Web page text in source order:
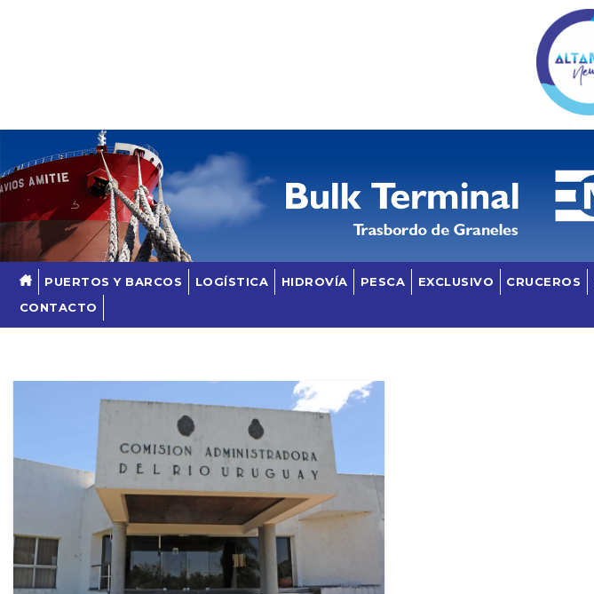
PUERTOS Y BARCOS LOGÍSTICA HIDROVÍA PESCA EXCLUSIVO CRUCEROS
CONTACTO